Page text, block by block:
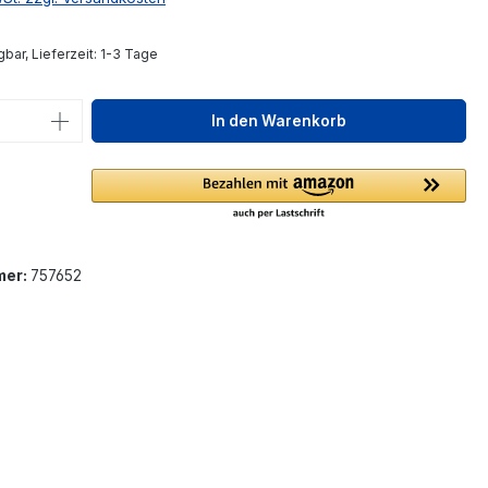
Lieferzeit: 1-3 Tage
Anzahl: Gib den gewünschten Wert
In den Warenkorb
757652